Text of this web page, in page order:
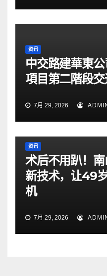
资讯
中交路建華東
項目第二階段
7月 29, 2026
资讯
术后不用趴！
新技术，让49
机
7月 29, 2026